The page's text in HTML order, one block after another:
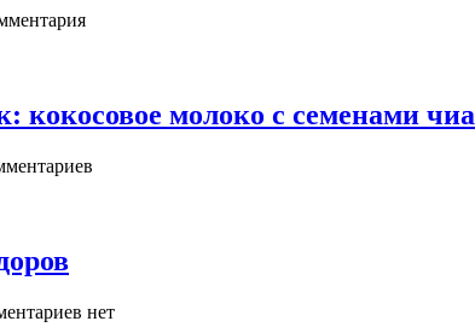
кокосовое молоко с семенами чиа
нет